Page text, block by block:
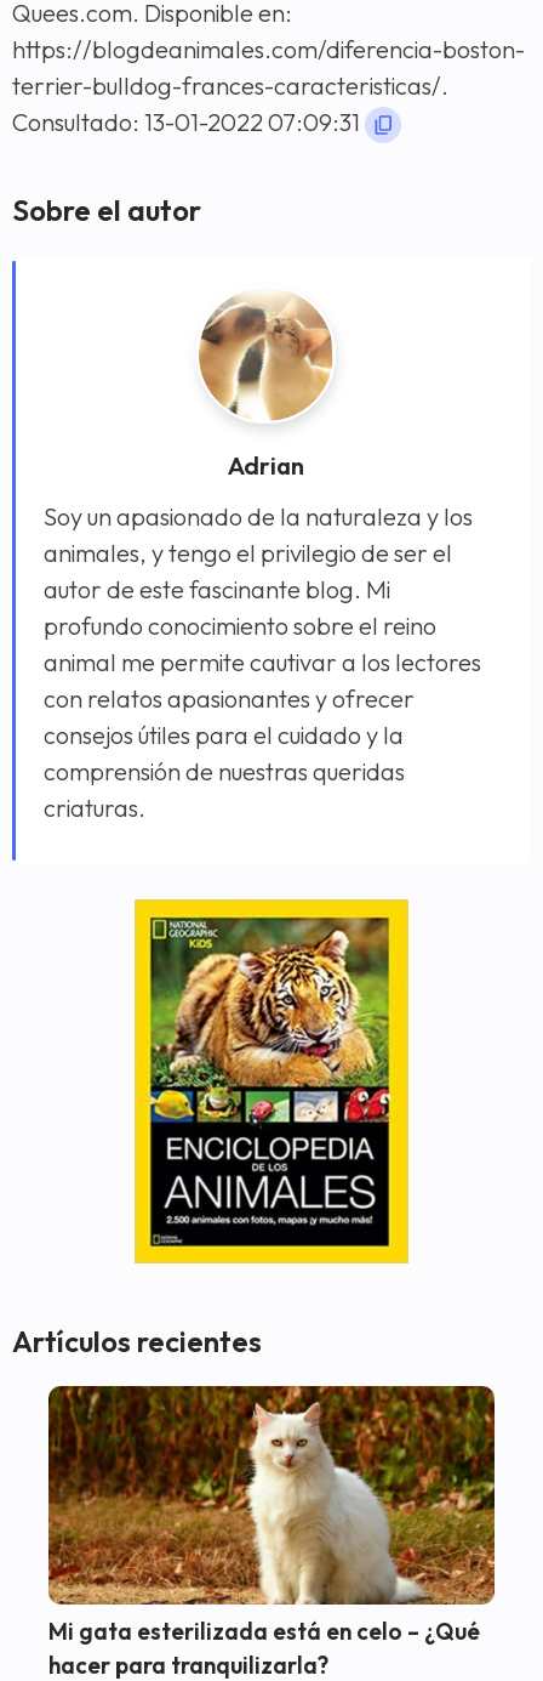
Quees.com. Disponible en:
https://blogdeanimales.com/diferencia-boston-
terrier-bulldog-frances-caracteristicas/.
Consultado: 13-01-2022 07:09:31
Sobre el autor
Adrian
Soy un apasionado de la naturaleza y los
animales, y tengo el privilegio de ser el
autor de este fascinante blog. Mi
profundo conocimiento sobre el reino
animal me permite cautivar a los lectores
con relatos apasionantes y ofrecer
consejos útiles para el cuidado y la
comprensión de nuestras queridas
criaturas.
Artículos recientes
Mi gata esterilizada está en celo – ¿Qué
hacer para tranquilizarla?